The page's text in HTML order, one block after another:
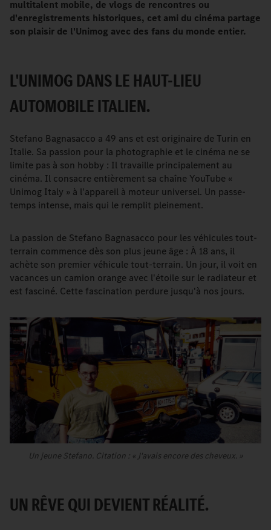
multitalent mobile, de vlogs de rencontres ou
d'enregistrements historiques, cet ami du cinéma partage
son plaisir de l'Unimog avec des fans du monde entier.
L'UNIMOG DANS LE HAUT-LIEU
AUTOMOBILE ITALIEN.
Stefano Bagnasacco a 49 ans et est originaire de Turin en
Italie. Sa passion pour la photographie et le cinéma ne se
limite pas à son hobby : Il travaille principalement au
cinéma. Il consacre entièrement sa chaîne YouTube «
Unimog Italy » à l'appareil à moteur universel. Un passe-
temps intense, mais qui le remplit pleinement.
La passion de Stefano Bagnasacco pour les véhicules tout-
terrain commence dès son plus jeune âge : À 18 ans, il
achète son premier véhicule tout-terrain. Un jour, il voit en
vacances un camion orange avec l'étoile sur le radiateur et
est fasciné. Cette fascination perdure jusqu'à nos jours.
Un jeune Stefano. Citation : « J'avais encore des cheveux. »
UN RÊVE QUI DEVIENT RÉALITÉ.